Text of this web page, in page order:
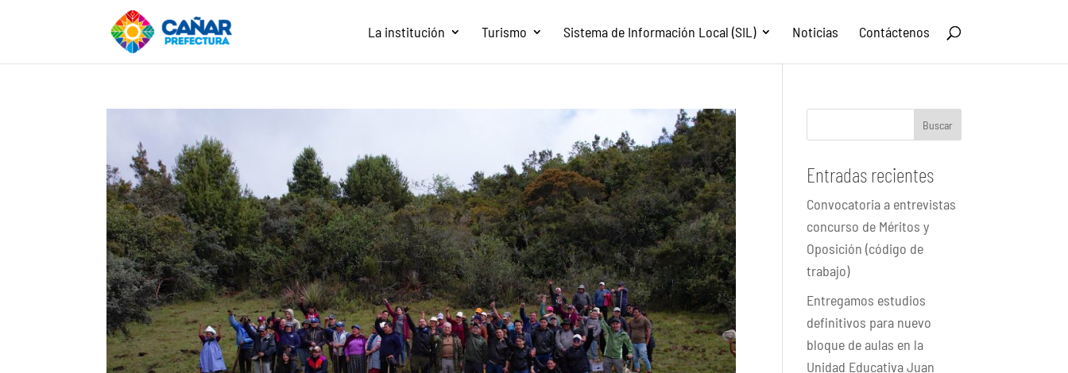
La institución Turismo Sistema de Información Local (SIL) Noticias Contáctenos
Buscar
Entradas recientes
Convocatoria a entrevistas
concurso de Méritos y
Oposición (código de
trabajo)
Entregamos estudios
definitivos para nuevo
bloque de aulas en la
Unidad Educativa Juan